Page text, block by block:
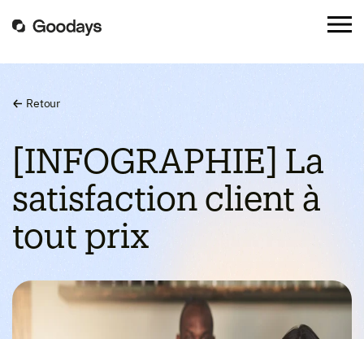
Retour
[INFOGRAPHIE] La
satisfaction client à
tout prix